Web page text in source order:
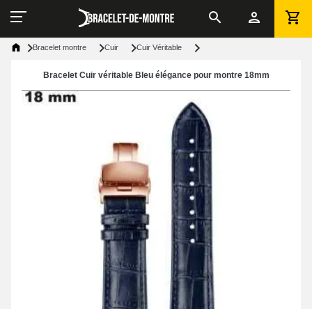
Bracelet montre Cuir Cuir Véritable
Bracelet Cuir véritable Bleu élégance pour montre 18mm